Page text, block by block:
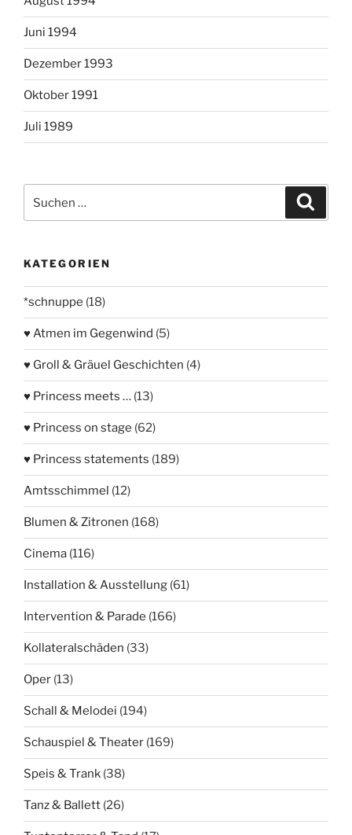
Juni 1994
Dezember 1993
Oktober 1991
Juli 1989
nach:
KATEGORIEN
*schnuppe (18)
♥ Atmen im Gegenwind (5)
♥ Groll & Gräuel Geschichten (4)
♥ Princess meets … (13)
♥ Princess on stage (62)
♥ Princess statements (189)
Amtsschimmel (12)
Blumen & Zitronen (168)
Cinema (116)
Installation & Ausstellung (61)
Intervention & Parade (166)
Kollateralschäden (33)
Oper (13)
Schall & Melodei (194)
Schauspiel & Theater (169)
Speis & Trank (38)
Tanz & Ballett (26)